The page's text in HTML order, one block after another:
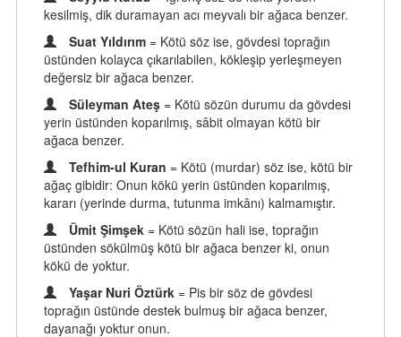
kesilmiş, dik duramayan acı meyvalı bir ağaca benzer.
Suat Yıldırım = Kötü söz ise, gövdesi toprağın
üstünden kolayca çıkarılabilen, kökleşip yerleşmeyen
değersiz bir ağaca benzer.
Süleyman Ateş = Kötü sözün durumu da gövdesi
yerin üstünden koparılmış, sâbit olmayan kötü bir
ağaca benzer.
Tefhim-ul Kuran = Kötü (murdar) söz ise, kötü bir
ağaç gibidir: Onun kökü yerin üstünden koparılmış,
kararı (yerinde durma, tutunma imkânı) kalmamıştır.
Ümit Şimşek = Kötü sözün hali ise, toprağın
üstünden sökülmüş kötü bir ağaca benzer ki, onun
kökü de yoktur.
Yaşar Nuri Öztürk = Pis bir söz de gövdesi
toprağın üstünde destek bulmuş bir ağaca benzer,
dayanağı yoktur onun.